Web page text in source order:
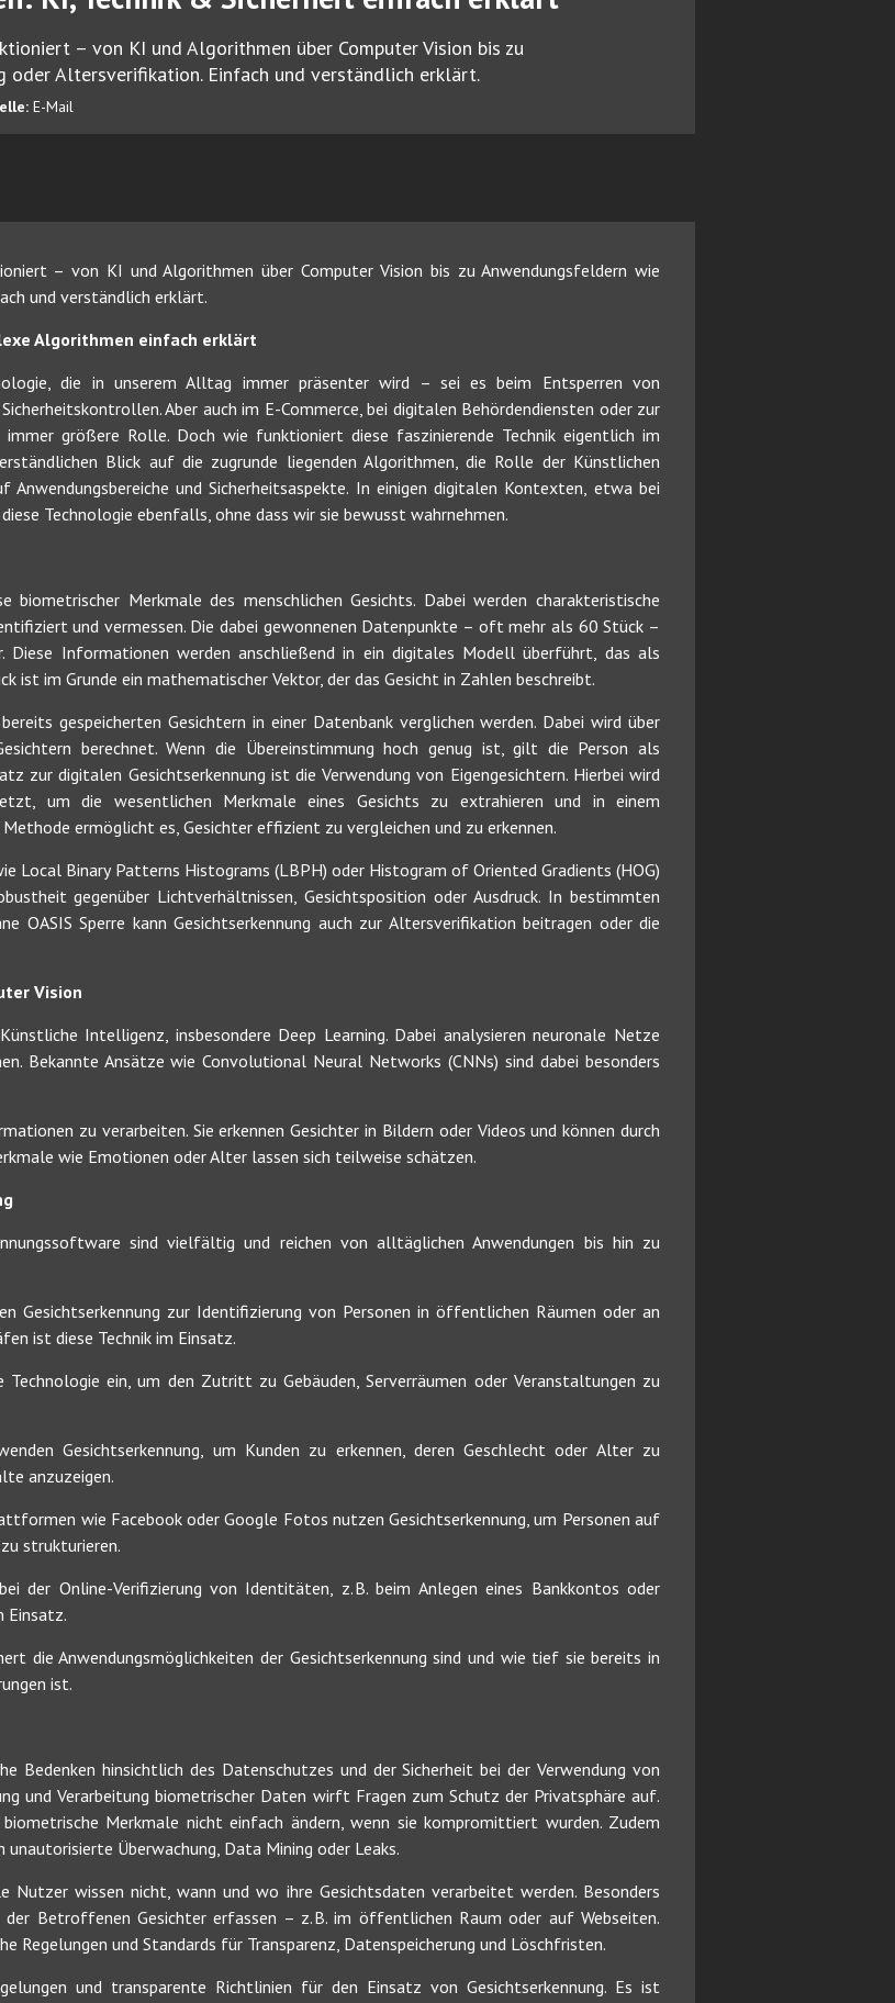
– von KI und Algorithmen über Computer Vision bis zu
oder Altersverifikation. Einfach und verständlich erklärt.
E-Mail
– von KI und Algorithmen über Computer Vision bis zu Anwendungsfeldern wie
und verständlich erklärt.
Algorithmen einfach erklärt
die in unserem Alltag immer präsenter wird – sei es beim Entsperren von
Aber auch im E-Commerce, bei digitalen Behördendiensten oder zur
größere Rolle. Doch wie funktioniert diese faszinierende Technik eigentlich im
Blick auf die zugrunde liegenden Algorithmen, die Rolle der Künstlichen
und Sicherheitsaspekte. In einigen digitalen Kontexten, etwa bei
Technologie ebenfalls, ohne dass wir sie bewusst wahrnehmen.
biometrischer Merkmale des menschlichen Gesichts. Dabei werden charakteristische
und vermessen. Die dabei gewonnenen Datenpunkte – oft mehr als 60 Stück –
Diese Informationen werden anschließend in ein digitales Modell überführt, das als
ist im Grunde ein mathematischer Vektor, der das Gesicht in Zahlen beschreibt.
gespeicherten Gesichtern in einer Datenbank verglichen werden. Dabei wird über
berechnet. Wenn die Übereinstimmung hoch genug ist, gilt die Person als
zur digitalen Gesichtserkennung ist die Verwendung von Eigengesichtern. Hierbei wird
um die wesentlichen Merkmale eines Gesichts zu extrahieren und in einem
ermöglicht es, Gesichter effizient zu vergleichen und zu erkennen.
Local Binary Patterns Histograms (LBPH) oder Histogram of Oriented Gradients (HOG)
gegenüber Lichtverhältnissen, Gesichtsposition oder Ausdruck. In bestimmten
OASIS Sperre kann Gesichtserkennung auch zur Altersverifikation beitragen oder die
Vision
Intelligenz, insbesondere Deep Learning. Dabei analysieren neuronale Netze
Bekannte Ansätze wie Convolutional Neural Networks (CNNs) sind dabei besonders
zu verarbeiten. Sie erkennen Gesichter in Bildern oder Videos und können durch
wie Emotionen oder Alter lassen sich teilweise schätzen.
sind vielfältig und reichen von alltäglichen Anwendungen bis hin zu
Gesichtserkennung zur Identifizierung von Personen in öffentlichen Räumen oder an
ist diese Technik im Einsatz.
ein, um den Zutritt zu Gebäuden, Serverräumen oder Veranstaltungen zu
Gesichtserkennung, um Kunden zu erkennen, deren Geschlecht oder Alter zu
anzuzeigen.
wie Facebook oder Google Fotos nutzen Gesichtserkennung, um Personen auf
strukturieren.
der Online-Verifizierung von Identitäten, z. B. beim Anlegen eines Bankkontos oder
Einsatz.
die Anwendungsmöglichkeiten der Gesichtserkennung sind und wie tief sie bereits in
ist.
Bedenken hinsichtlich des Datenschutzes und der Sicherheit bei der Verwendung von
und Verarbeitung biometrischer Daten wirft Fragen zum Schutz der Privatsphäre auf.
Merkmale nicht einfach ändern, wenn sie kompromittiert wurden. Zudem
Überwachung, Data Mining oder Leaks.
Nutzer wissen nicht, wann und wo ihre Gesichtsdaten verarbeitet werden. Besonders
Betroffenen Gesichter erfassen – z. B. im öffentlichen Raum oder auf Webseiten.
Regelungen und Standards für Transparenz, Datenspeicherung und Löschfristen.
und transparente Richtlinien für den Einsatz von Gesichtserkennung. Es ist